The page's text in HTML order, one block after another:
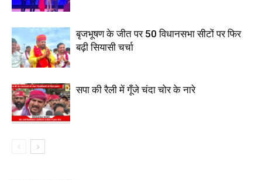
बृजभूषण के जीत पर 50 विधानसभा सीटों पर फिर
बढ़ी सियासी चर्चा
सपा की रैली में गूँजे चंदा चोर के नारे